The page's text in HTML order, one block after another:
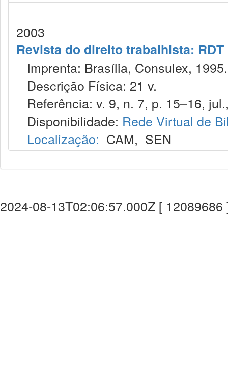
2003
Revista do direito trabalhista: RDT
Imprenta: Brasília, Consulex, 1995.
Descrição Física: 21 v.
Referência: v. 9, n. 7, p. 15–16,
Disponibilidade: Rede Virtual de
Localização: CAM, SEN
2024-08-13T02:06:57.000Z [ 12089686